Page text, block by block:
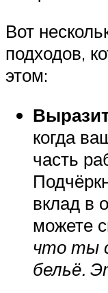
Вот
подходов,
этом:
когда
часть
вклад в
можете
что ты
бельё.